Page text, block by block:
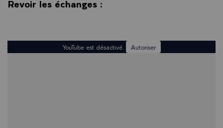
Revoir les échanges :
YouTube est désactivé. Autoriser